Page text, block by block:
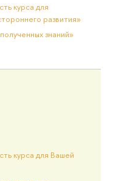
курса для
развития»
знаний»
курса для Вашей